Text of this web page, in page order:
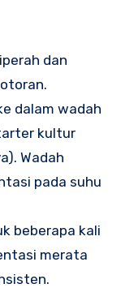
dan
dalam wadah
kultur
Wadah
pada suhu
beberapa kali
merata